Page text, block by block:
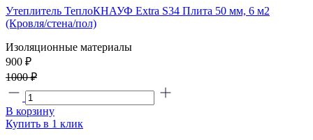
Утеплитель ТеплоКНАУФ Extra S34 Плита 50 мм, 6 м2
(Кровля/стена/пол)
Изоляционные материалы
900 ₽
1000 ₽
В корзину
Купить в 1 клик